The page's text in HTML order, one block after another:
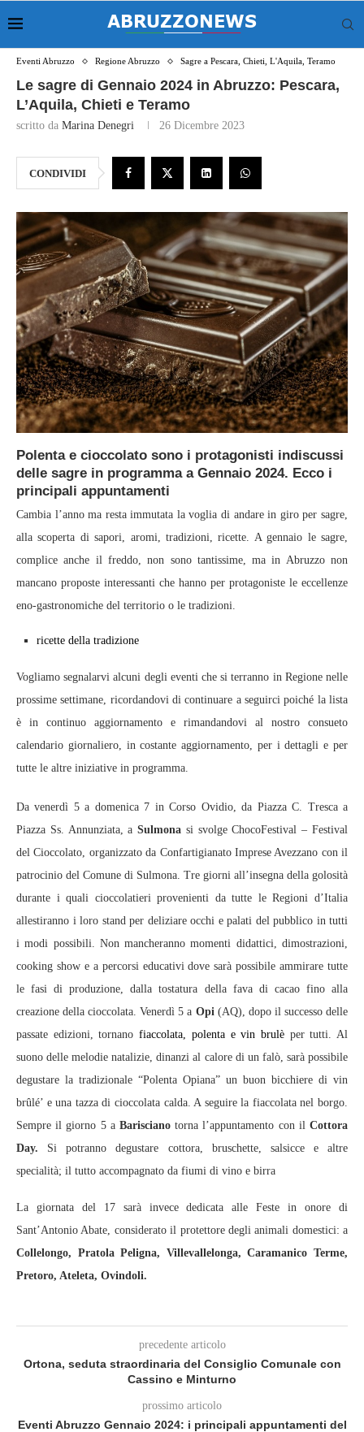
Eventi Abruzzo Regione Abruzzo Sagre a Pescara, Chieti, L'Aquila, Teramo
Le sagre di Gennaio 2024 in Abruzzo: Pescara,
L’Aquila, Chieti e Teramo
scritto da Marina Denegri 26 Dicembre 2023
CONDIVIDI
Polenta e cioccolato sono i protagonisti indiscussi
delle sagre in programma a Gennaio 2024. Ecco i
principali appuntamenti
Cambia l’anno ma resta immutata la voglia di andare in giro per sagre,
alla scoperta di sapori, aromi, tradizioni, ricette. A gennaio le sagre,
complice anche il freddo, non sono tantissime, ma in Abruzzo non
mancano proposte interessanti che hanno per protagoniste le eccellenze
eno-gastronomiche del territorio o le tradizioni.
ricette della tradizione
Vogliamo segnalarvi alcuni degli eventi che si terranno in Regione nelle
prossime settimane, ricordandovi di continuare a seguirci poiché la lista
è in continuo aggiornamento e rimandandovi al nostro consueto
calendario giornaliero, in costante aggiornamento, per i dettagli e per
tutte le altre iniziative in programma.
Da venerdì 5 a domenica 7 in Corso Ovidio, da Piazza C. Tresca a
Piazza Ss. Annunziata, aSulmona si svolge ChocoFestival – Festival
del Cioccolato, organizzato da Confartigianato Imprese Avezzano con il
patrocinio del Comune di Sulmona. Tre giorni all’insegna della golosità
durante i quali cioccolatieri provenienti da tutte le Regioni d’Italia
allestiranno i loro stand per deliziare occhi e palati del pubblico in tutti
i modi possibili. Non mancheranno momenti didattici, dimostrazioni,
cooking show e a percorsi educativi dove sarà possibile ammirare tutte
le fasi di produzione, dalla tostatura della fava di cacao fino alla
creazione della cioccolata. Venerdì 5 a Opi (AQ), dopo il successo delle
passate edizioni, tornano fiaccolata, polenta e vin brulèper tutti. Al
suono delle melodie natalizie, dinanzi al calore di un falò, sarà possibile
degustare la tradizionale “Polenta Opiana” un buon bicchiere di vin
brûlé’ e una tazza di cioccolata calda. A seguire la fiaccolata nel borgo.
Sempre il giorno 5 a Barisciano torna l’appuntamento con il Cottora
Day. Si potranno degustare cottora, bruschette, salsicce e altre
specialità; il tutto accompagnato da fiumi di vino e birra
La giornata del 17 sarà invece dedicata alle Feste in onore di
Sant’Antonio Abate, considerato il protettore degli animali domestici: a
Collelongo, Pratola Peligna, Villevallelonga, Caramanico Terme,
Pretoro, Ateleta, Ovindoli.
precedente articolo
Ortona, seduta straordinaria del Consiglio Comunale con
Cassino e Minturno
prossimo articolo
Eventi Abruzzo Gennaio 2024: i principali appuntamenti del